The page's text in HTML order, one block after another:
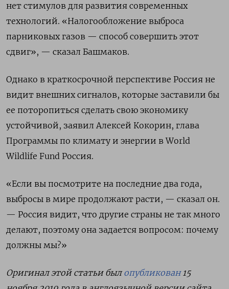
нет стимулов для развития современных
технологий. «Налогообложение выброса
парниковых газов — способ совершить этот
сдвиг», — сказал Башмаков.
Однако в краткосрочной перспективе Россия не
видит внешних сигналов, которые заставили бы
ее поторопиться сделать свою экономику
устойчивой, заявил Алексей Кокорин, глава
Программы по климату и энергии в World
Wildlife Fund Россия.
«Если вы посмотрите на последние два года,
выбросы в мире продолжают расти, — сказал он.
— Россия видит, что другие страны не так много
делают, поэтому она задается вопросом: почему
должны мы?»
Оригинал этой статьи былопубликован15